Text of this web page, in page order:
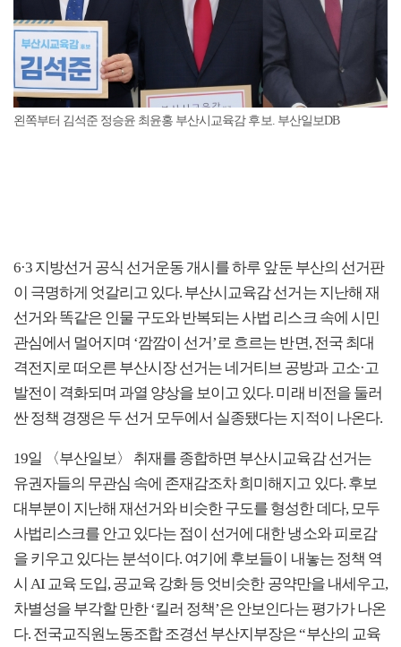
왼쪽부터 김석준 정승윤 최윤홍 부산시교육감 후보. 부산일보DB
6·3 지방선거 공식 선거운동 개시를 하루 앞둔 부산의 선거판
이 극명하게 엇갈리고 있다. 부산시교육감 선거는 지난해 재
선거와 똑같은 인물 구도와 반복되는 사법 리스크 속에 시민
관심에서 멀어지며 ‘깜깜이 선거’로 흐르는 반면, 전국 최대
격전지로 떠오른 부산시장 선거는 네거티브 공방과 고소·고
발전이 격화되며 과열 양상을 보이고 있다. 미래 비전을 둘러
싼 정책 경쟁은 두 선거 모두에서 실종됐다는 지적이 나온다.
19일 〈부산일보〉 취재를 종합하면 부산시교육감 선거는
유권자들의 무관심 속에 존재감조차 희미해지고 있다. 후보
대부분이 지난해 재선거와 비슷한 구도를 형성한 데다, 모두
사법리스크를 안고 있다는 점이 선거에 대한 냉소와 피로감
을 키우고 있다는 분석이다. 여기에 후보들이 내놓는 정책 역
시 AI 교육 도입, 공교육 강화 등 엇비슷한 공약만을 내세우고,
차별성을 부각할 만한 ‘킬러 정책’은 안보인다는 평가가 나온
다. 전국교직원노동조합 조경선 부산지부장은 “부산의 교육